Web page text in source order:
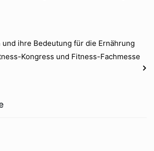
und ihre Bedeutung für die Ernährung
Kongress und Fitness-Fachmesse